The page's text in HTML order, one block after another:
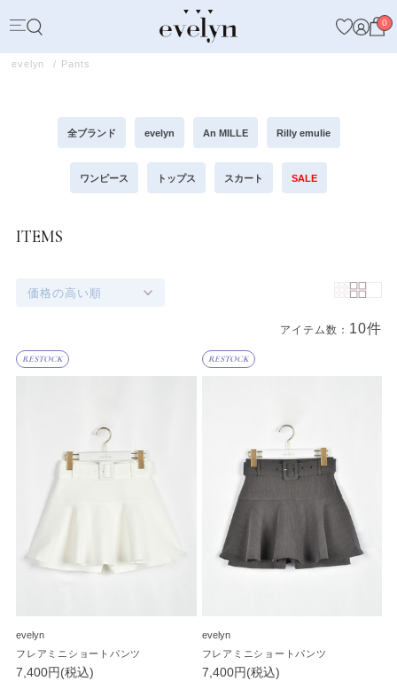
0
evelyn Pants
全ブランド evelyn An MILLE Rilly emulie
ワンピース トップス スカート SALE
ITEMS
価格の高い順
アイテム数： 10件
商品一覧
RESTOCK
evelyn
フレアミニショートパンツ
7,400円(税込)
RESTOCK
evelyn
フレアミニショートパンツ
7,400円(税込)